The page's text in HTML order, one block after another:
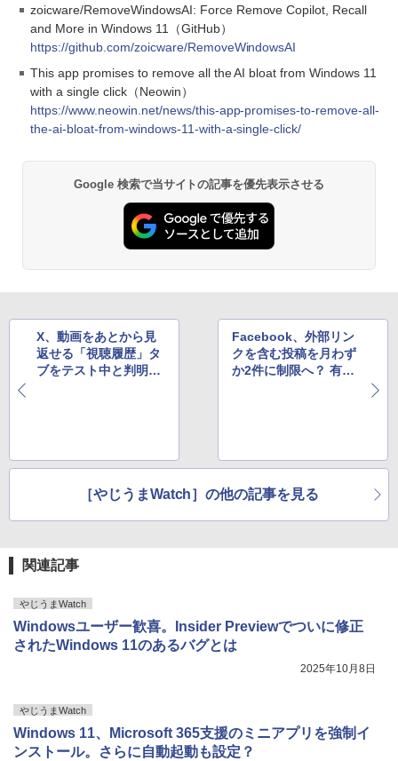
zoicware/RemoveWindowsAI: Force Remove Copilot, Recall
and More in Windows 11（GitHub）
https://github.com/zoicware/RemoveWindowsAI
This app promises to remove all the AI bloat from Windows 11
with a single click（Neowin）
https://www.neowin.net/news/this-app-promises-to-remove-all-
the-ai-bloat-from-windows-11-with-a-single-click/
Google 検索で当サイトの記事を優先表示させる
X、動画をあとから見
返せる「視聴履歴」タ
ブをテスト中と判明。
Facebook、外部リン
クを含む投稿を月わず
か2件に制限へ？ 有料
［やじうまWatch］の他の記事を見る
関連記事
やじうまWatch
Windowsユーザー歓喜。Insider Previewでついに修正
されたWindows 11のあるバグとは
2025年10月8日
やじうまWatch
Windows 11、Microsoft 365支援のミニアプリを強制イ
ンストール。さらに自動起動も設定？